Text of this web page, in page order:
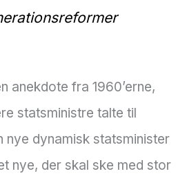
anekdote fra 1960’erne,
statsministre talte til
nye dynamisk statsminister
nye, der skal ske med stor